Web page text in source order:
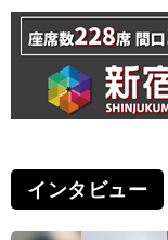
インタビュー